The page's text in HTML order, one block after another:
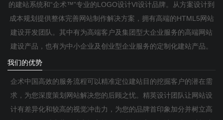
的建站系统和“企术™”专业的LOGO设计VI设计品牌。从方案设计到
成本规划提供整体完善网站制作解决方案，拥有高端的HTML5网站
建设开发团队。其中有为高端客户及集团型大企业服务的高端网站
建设产品，也有为中小企业及创业型企业服务的定制化建站产品。
我们的优势
企术中国高效的服务流程可以精准定位建站目的挖掘客户的潜在需
求，为您深度策划网站解决您的后顾之忧。精英设计团队让网站设
计有差异化和较高的视觉冲击力，为您的品牌首印象加分并树立高